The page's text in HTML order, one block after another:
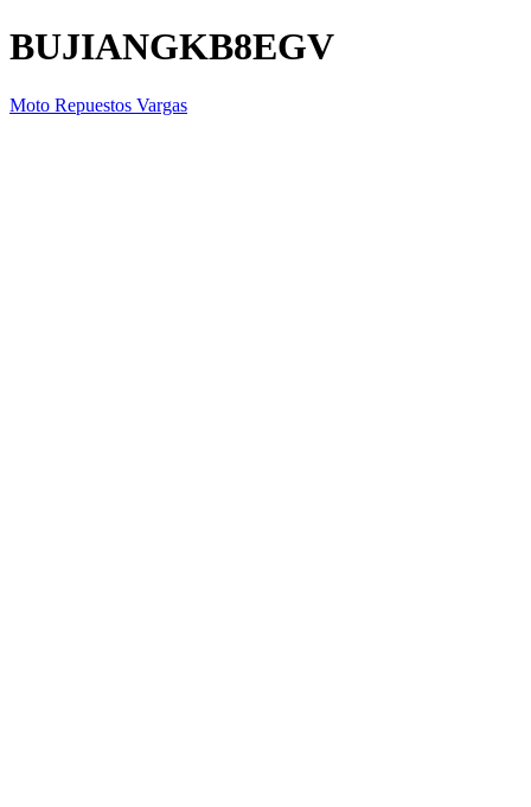
BUJIANGKB8EGV
Moto Repuestos Vargas